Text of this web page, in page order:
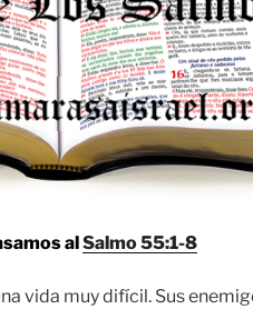
alSalmo 55:1-8
vida muy difícil. Sus